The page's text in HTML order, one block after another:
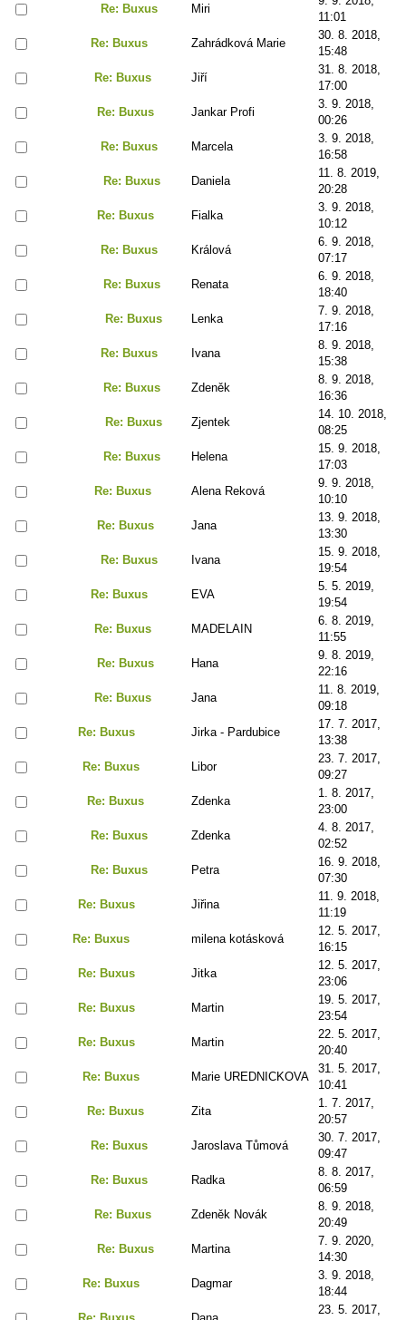
Re: Buxus
Miri
11:01
Re: Buxus
Zahrádková Marie
30. 8. 2018,
15:48
Re: Buxus
Jiří
31. 8. 2018,
17:00
Re: Buxus
Jankar Profi
3. 9. 2018,
00:26
Re: Buxus
Marcela
3. 9. 2018,
16:58
Re: Buxus
Daniela
11. 8. 2019,
20:28
Re: Buxus
Fialka
3. 9. 2018,
10:12
Re: Buxus
Králová
6. 9. 2018,
07:17
Re: Buxus
Renata
6. 9. 2018,
18:40
Re: Buxus
Lenka
7. 9. 2018,
17:16
Re: Buxus
Ivana
8. 9. 2018,
15:38
Re: Buxus
Zdeněk
8. 9. 2018,
16:36
Re: Buxus
Zjentek
14. 10. 2018,
08:25
Re: Buxus
Helena
15. 9. 2018,
17:03
Re: Buxus
Alena Reková
9. 9. 2018,
10:10
Re: Buxus
Jana
13. 9. 2018,
13:30
Re: Buxus
Ivana
15. 9. 2018,
19:54
Re: Buxus
EVA
5. 5. 2019,
19:54
Re: Buxus
MADELAIN
6. 8. 2019,
11:55
Re: Buxus
Hana
9. 8. 2019,
22:16
Re: Buxus
Jana
11. 8. 2019,
09:18
Re: Buxus
Jirka - Pardubice
17. 7. 2017,
13:38
Re: Buxus
Libor
23. 7. 2017,
09:27
Re: Buxus
Zdenka
1. 8. 2017,
23:00
Re: Buxus
Zdenka
4. 8. 2017,
02:52
Re: Buxus
Petra
16. 9. 2018,
07:30
Re: Buxus
Jiřina
11. 9. 2018,
11:19
Re: Buxus
milena kotásková
12. 5. 2017,
16:15
Re: Buxus
Jitka
12. 5. 2017,
23:06
Re: Buxus
Martin
19. 5. 2017,
23:54
Re: Buxus
Martin
22. 5. 2017,
20:40
Re: Buxus
Marie UREDNICKOVA
31. 5. 2017,
10:41
Re: Buxus
Zita
1. 7. 2017,
20:57
Re: Buxus
Jaroslava Tůmová
30. 7. 2017,
09:47
Re: Buxus
Radka
8. 8. 2017,
06:59
Re: Buxus
Zdeněk Novák
8. 9. 2018,
20:49
Re: Buxus
Martina
7. 9. 2020,
14:30
Re: Buxus
Dagmar
3. 9. 2018,
18:44
23. 5. 2017,